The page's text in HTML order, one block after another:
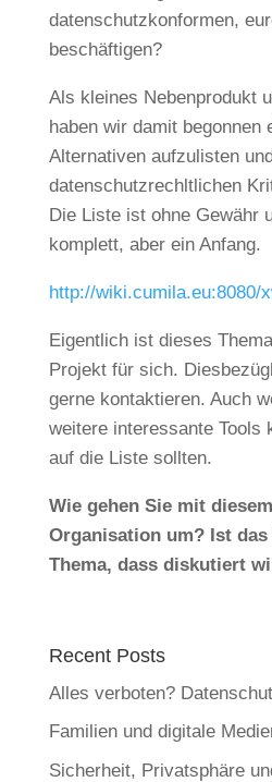
datenschutzkonformen,
beschäftigen?
Als kleines Nebenprodukt
haben wir damit begonnen
Alternativen aufzulisten
datenschutzrechltlichen
Die Liste ist ohne Gewähr
komplett, aber ein Anfang.
http://wiki.cumila.eu:8080/
Eigentlich ist dieses
Projekt für sich.
gerne kontaktieren. Auch
weitere interessante Tools
auf die Liste sollten.
Wie gehen Sie mit
Organisation um? Ist
Thema, dass diskutiert
Recent Posts
Alles verboten?
Familien und digitale
Sicherheit, Privatsphäre